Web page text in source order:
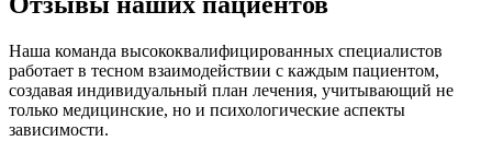
Наша команда высококвалифицированных специалистов
работает в тесном взаимодействии с каждым пациентом,
создавая индивидуальный план лечения, учитывающий не
только медицинские, но и психологические аспекты
зависимости.